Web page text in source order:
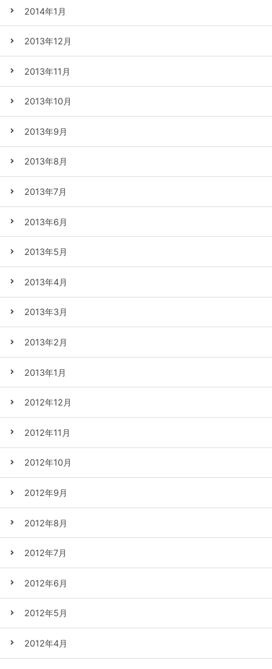
2014年1月
2013年12月
2013年11月
2013年10月
2013年9月
2013年8月
2013年7月
2013年6月
2013年5月
2013年4月
2013年3月
2013年2月
2013年1月
2012年12月
2012年11月
2012年10月
2012年9月
2012年8月
2012年7月
2012年6月
2012年5月
2012年4月